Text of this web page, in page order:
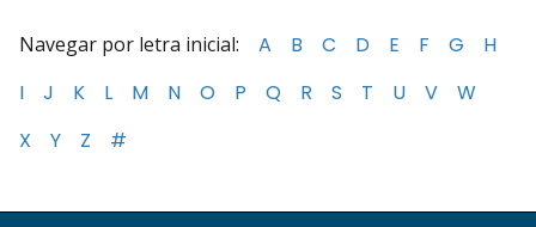
Navegar por letra inicial: A B C D E F G
H
I
J K L M N O P Q R S T U V
W
X
Y Z #